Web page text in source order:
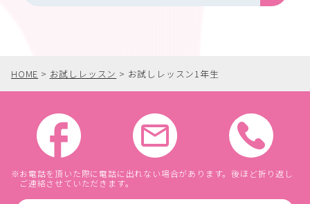
HOME > お試しレッスン > お試しレッスン1年生
お電話を頂いた際に電話に出れない場合があります。後ほど折り返し
ご連絡させていただきます。